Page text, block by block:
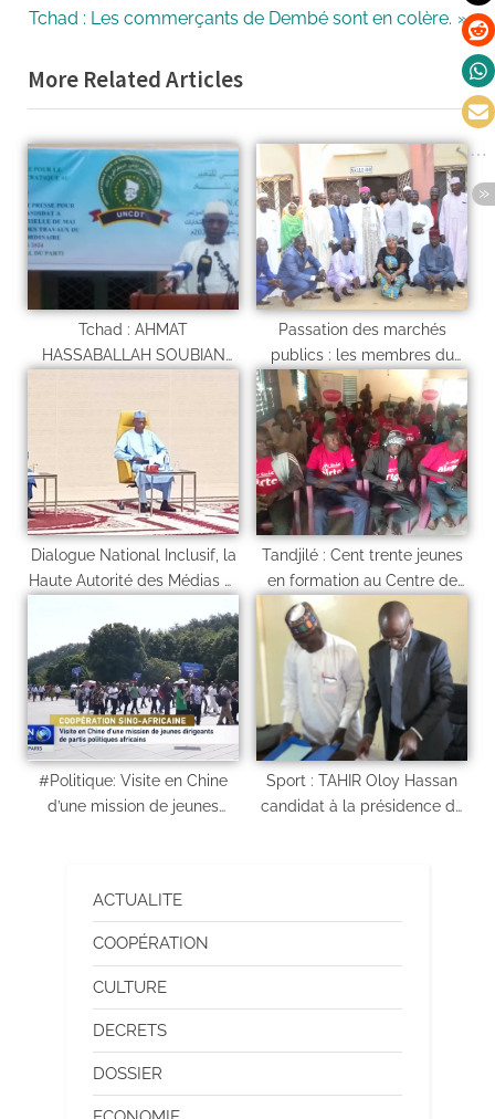
Tchad : Les commerçants de Dembé sont en colère.
More Related Articles
Tchad : AHMAT
HASSABALLAH SOUBIAN
Passation des marchés
publics : les membres du
comité des gestions de 5%
des revenus pétroliers a
l’école
Dialogue National Inclusif, la
Haute Autorité des Médias et
prépare les médias
Tandjilé : Cent trente jeunes
en formation au Centre de
Lecture et d’Animation
Culturelle) de Laï.
#Politique: Visite en Chine
d’une mission de jeunes
Sport : TAHIR Oloy Hassan
candidat à la présidence de
ACTUALITE
COOPÉRATION
CULTURE
DECRETS
DOSSIER